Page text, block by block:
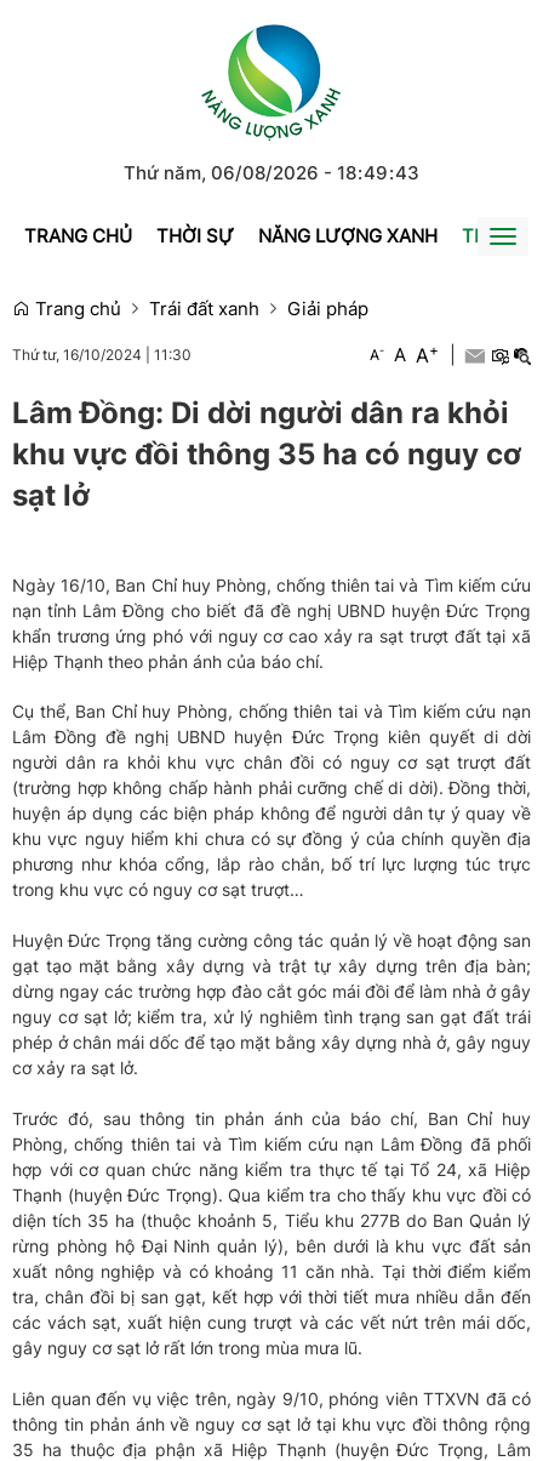
Thứ năm, 06/08/2026 - 18:49:44
TRANG CHỦ THỜI SỰ NĂNG LƯỢNG XANH TRÁI
Trang chủ
Trái đất xanh Giải pháp
Thứ tư, 16/10/2024 11:30 A- A A+
Lâm Đồng: Di dời người dân ra khỏi
khu vực đồi thông 35 ha có nguy cơ
sạt lở
Ngày 16/10, Ban Chỉ huy Phòng, chống thiên tai và Tìm kiếm cứu
nạn tỉnh Lâm Đồng cho biết đã đề nghị UBND huyện Đức Trọng
khẩn trương ứng phó với nguy cơ cao xảy ra sạt trượt đất tại xã
Hiệp Thạnh theo phản ánh của báo chí.
Cụ thể, Ban Chỉ huy Phòng, chống thiên tai và Tìm kiếm cứu nạn
Lâm Đồng đề nghị UBND huyện Đức Trọng kiên quyết di dời
người dân ra khỏi khu vực chân đồi có nguy cơ sạt trượt đất
(trường hợp không chấp hành phải cưỡng chế di dời). Đồng thời,
huyện áp dụng các biện pháp không để người dân tự ý quay về
khu vực nguy hiểm khi chưa có sự đồng ý của chính quyền địa
phương như khóa cổng, lắp rào chắn, bố trí lực lượng túc trực
trong khu vực có nguy cơ sạt trượt…
Huyện Đức Trọng tăng cường công tác quản lý về hoạt động san
gạt tạo mặt bằng xây dựng và trật tự xây dựng trên địa bàn;
dừng ngay các trường hợp đào cắt góc mái đồi để làm nhà ở gây
nguy cơ sạt lở; kiểm tra, xử lý nghiêm tình trạng san gạt đất trái
phép ở chân mái dốc để tạo mặt bằng xây dựng nhà ở, gây nguy
cơ xảy ra sạt lở.
Trước đó, sau thông tin phản ánh của báo chí, Ban Chỉ huy
Phòng, chống thiên tai và Tìm kiếm cứu nạn Lâm Đồng đã phối
hợp với cơ quan chức năng kiểm tra thực tế tại Tổ 24, xã Hiệp
Thạnh (huyện Đức Trọng). Qua kiểm tra cho thấy khu vực đồi có
diện tích 35 ha (thuộc khoảnh 5, Tiểu khu 277B do Ban Quản lý
rừng phòng hộ Đại Ninh quản lý), bên dưới là khu vực đất sản
xuất nông nghiệp và có khoảng 11 căn nhà. Tại thời điểm kiểm
tra, chân đồi bị san gạt, kết hợp với thời tiết mưa nhiều dẫn đến
các vách sạt, xuất hiện cung trượt và các vết nứt trên mái dốc,
gây nguy cơ sạt lở rất lớn trong mùa mưa lũ.
Liên quan đến vụ việc trên, ngày 9/10, phóng viên TTXVN đã có
thông tin phản ánh về nguy cơ sạt lở tại khu vực đồi thông rộng
35 ha thuộc địa phận xã Hiệp Thạnh (huyện Đức Trọng, Lâm